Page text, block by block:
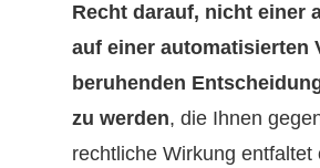
Recht darauf, nicht einer
auf einer automatisierten
beruhenden
zu werden, die Ihnen
rechtliche Wirkung entfaltet